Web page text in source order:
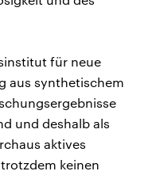
für neue
aus synthetischem
und deshalb als
aktives
keinen